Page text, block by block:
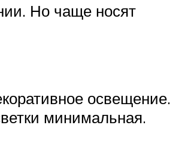
Но чаще носят
освещение.
минимальная.